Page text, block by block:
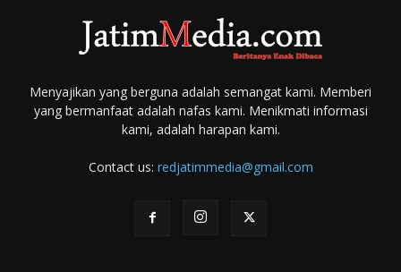
Menyajikan yang berguna adalah semangat kami. Memberi
yang bermanfaat adalah nafas kami. Menikmati informasi
kami, adalah harapan kami.
Contact us: redjatimmedia@gmail.com